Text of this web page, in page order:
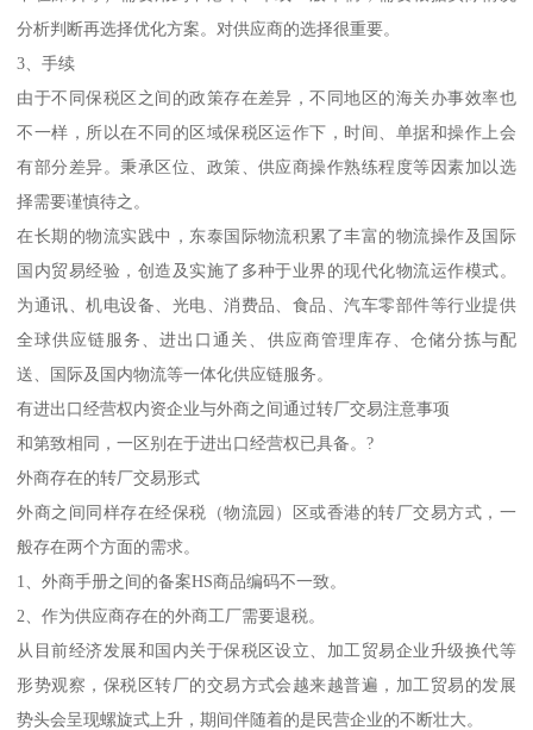
分析判断再选择优化方案。对供应商的选择很重要。
3、手续
由于不同保税区之间的政策存在差异，不同地区的海关办事效率也
不一样，所以在不同的区域保税区运作下，时间、单据和操作上会
有部分差异。秉承区位、政策、供应商操作熟练程度等因素加以选
择需要谨慎待之。
在长期的物流实践中，东泰国际物流积累了丰富的物流操作及国际
国内贸易经验，创造及实施了多种于业界的现代化物流运作模式。
为通讯、机电设备、光电、消费品、食品、汽车零部件等行业提供
全球供应链服务、进出口通关、供应商管理库存、仓储分拣与配
送、国际及国内物流等一体化供应链服务。
有进出口经营权内资企业与外商之间通过转厂交易注意事项
和第致相同，一区别在于进出口经营权已具备。?
外商存在的转厂交易形式
外商之间同样存在经保税（物流园）区或香港的转厂交易方式，一
般存在两个方面的需求。
1、外商手册之间的备案HS商品编码不一致。
2、作为供应商存在的外商工厂需要退税。
从目前经济发展和国内关于保税区设立、加工贸易企业升级换代等
形势观察，保税区转厂的交易方式会越来越普遍，加工贸易的发展
势头会呈现螺旋式上升，期间伴随着的是民营企业的不断壮大。